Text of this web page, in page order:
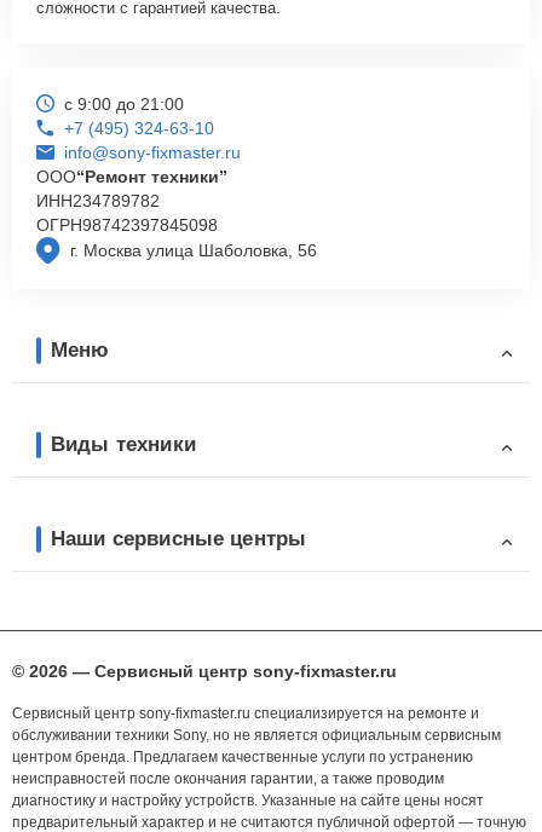
сложности с гарантией качества.
г. Москва улица Шаболовка, 56
с 9:00 до 21:00
+7 (495) 324-63-10
info@sony-fixmaster.ru
ООО“Ремонт техники”
ИНН234789782
ОГРН98742397845098
Меню
Виды техники
Наши сервисные центры
© 2026 — Сервисный центр sony-fixmaster.ru
Сервисный центр sony-fixmaster.ru специализируется на ремонте и
обслуживании техники Sony, но не является официальным сервисным
центром бренда. Предлагаем качественные услуги по устранению
неисправностей после окончания гарантии, а также проводим
диагностику и настройку устройств. Указанные на сайте цены носят
предварительный характер и не считаются публичной офертой — точную